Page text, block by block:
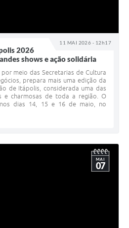
11 MAI 2026 - 12h17
2026
shows e ação solidária
meio das Secretarias de Cultura
prepara mais uma edição da
de Itápolis, considerada uma das
e charmosas de toda a região. O
dias 14, 15 e 16 de maio, no
MAI
07